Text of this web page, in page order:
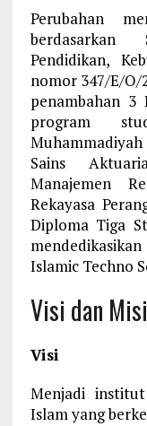
Perubahan
Pendidikan,
nomor 347/E/O/
penambahan 3
program
Sains
Manajemen
Rekayasa
Diploma Tiga
Islamic Techno
Visi dan Misi
Visi
Menjadi
Islam yang